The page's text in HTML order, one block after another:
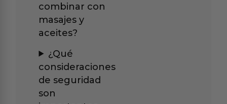
combinar con
masajes y
aceites?
¿Qué
consideraciones
de seguridad
son